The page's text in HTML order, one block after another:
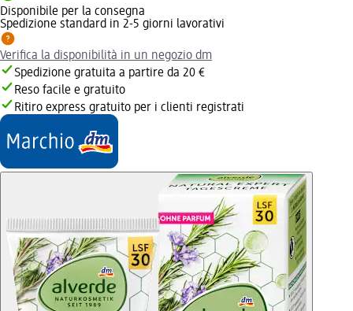
Disponibile per la consegna
Spedizione standard in 2-5 giorni lavorativi
Verifica la disponibilità in un negozio dm
Spedizione gratuita a partire da 20 €
Reso facile e gratuito
Ritiro express gratuito per i clienti registrati